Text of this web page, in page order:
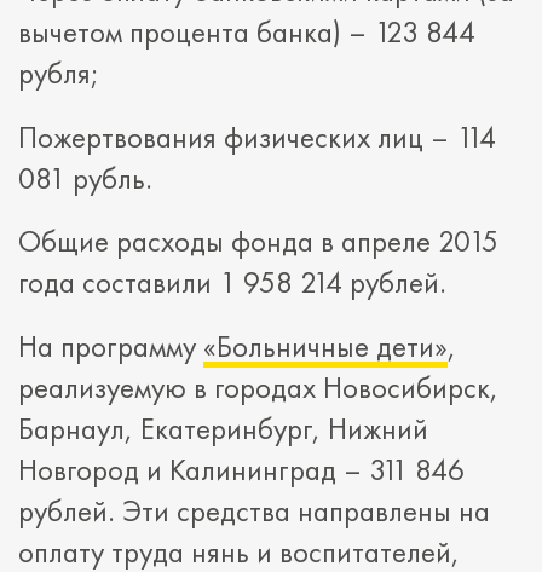
вычетом процента банка) – 123 844
рубля;
Пожертвования физических лиц – 114
081 рубль.
Общие расходы фонда в апреле 2015
года составили 1 958 214 рублей.
На программу «Больничные дети»,
реализуемую в городах Новосибирск,
Барнаул, Екатеринбург, Нижний
Новгород и Калининград – 311 846
рублей. Эти средства направлены на
оплату труда нянь и воспитателей,